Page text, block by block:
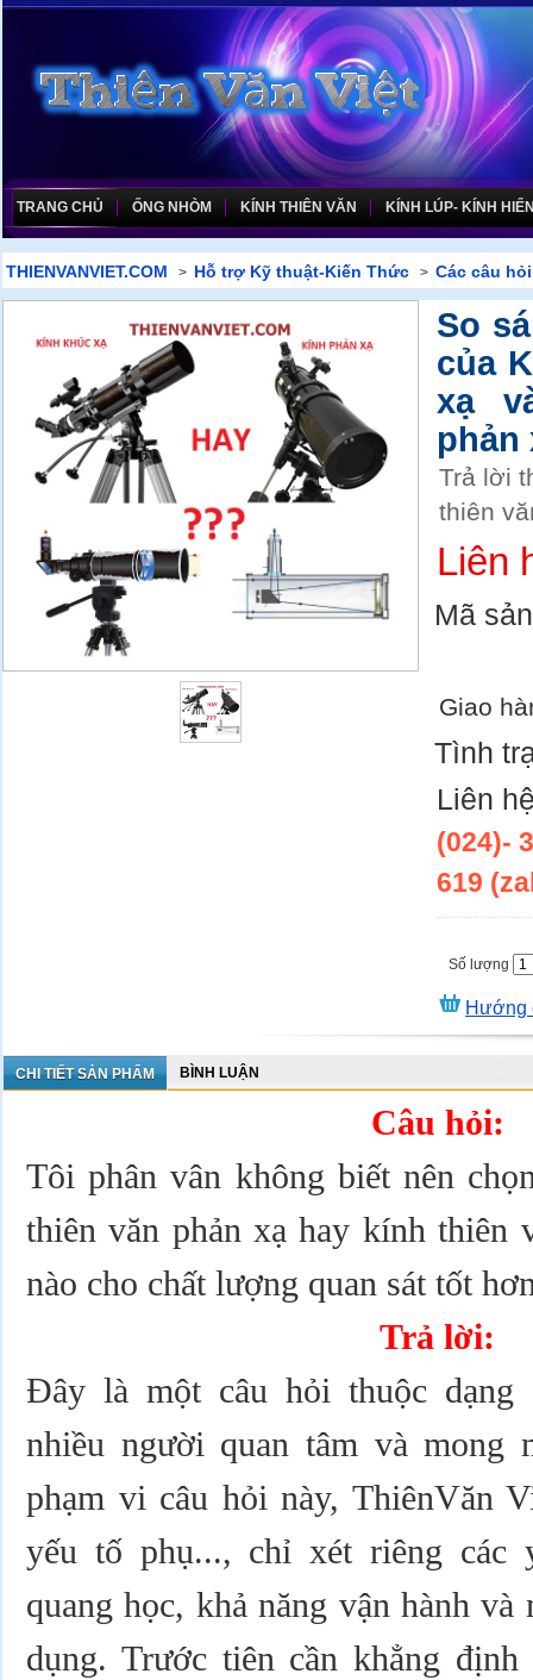
TRANG CHỦ ỐNG NHÒM KÍNH THIÊN VĂN KÍNH LÚP- KÍNH
THIENVANVIET.COM > Hỗ trợ Kỹ thuật-Kiến Thức > Các câu
So
của
xạ
phản
Trả lời
thiên
Liên
Mã
Giao
Tình
Liên
(024)-
619
Số lượng
Hướng
CHI TIẾT SẢN PHẨM BÌNH LUẬN
Câu hỏi:
Tôi phân vân không biết nên
thiên văn phản xạ hay kính thiên
nào cho chất lượng quan sát tốt
Trả lời:
Đây là một câu hỏi thuộc dạng
nhiều người quan tâm và mong
phạm vi câu hỏi này, ThiênVăn
yếu tố phụ..., chỉ xét riêng các
quang học, khả năng vận hành
dụng. Trước tiên cần khẳng